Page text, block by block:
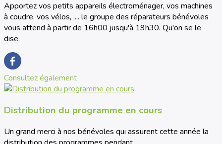
Apportez vos petits appareils électroménager, vos machines
à coudre, vos vélos, .... le groupe des réparateurs bénévoles
vous attend à partir de 16h00 jusqu'à 19h30. Qu'on se le
dise.
Consultez également
Distribution du programme en cours
Un grand merci à nos bénévoles qui assurent cette année la